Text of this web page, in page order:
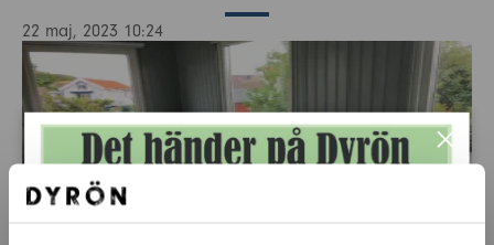
22 maj, 2023 10:24
×